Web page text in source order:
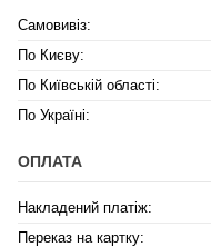
Самовивіз:
По Києву:
По Київській області:
По Україні:
ОПЛАТА
Накладений платіж:
Переказ на картку: